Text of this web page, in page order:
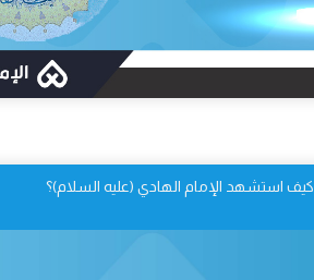
كيف استشهد الإمام الهادي (عليه السلام)؟